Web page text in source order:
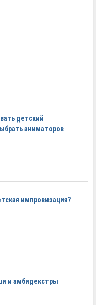
детский
аниматоров
импровизация?
и амбидекстры